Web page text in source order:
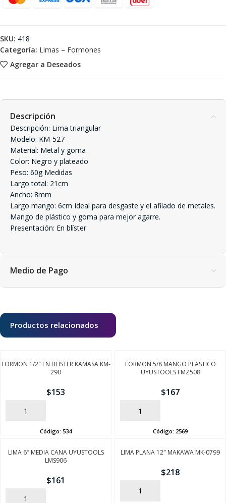
Agregar a Deseados
SKU: 418
Categoría: Limas – Formones
Descripción
Descripción: Lima triangular
Modelo: KM-527
Material: Metal y goma
Color: Negro y plateado
Peso: 60g Medidas
Largo total: 21cm
Ancho: 8mm
Largo mango: 6cm Ideal para desgaste y el afilado de metales.
Mango de plástico y goma para mejor agarre.
Presentación: En blíster
Medio de Pago
Productos relacionados
FORMON 1/2″ EN BLISTER KAMASA KM-
290
$153
AÑADIR
Código: 534
FORMON 5/8 MANGO PLASTICO
UYUSTOOLS FMZ508
$167
AÑADIR
Código: 2569
LIMA 6″ MEDIA CANA UYUSTOOLS
LMS906
$161
AÑADIR
LIMA PLANA 12″ MAKAWA MK-0799
$218
AÑADIR